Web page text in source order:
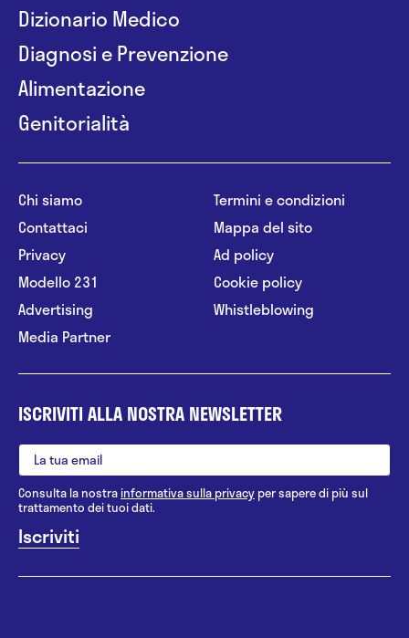
Dizionario Medico
Diagnosi e Prevenzione
Alimentazione
Genitorialità
Chi siamo
Contattaci
Privacy
Modello 231
Advertising
Media Partner
Termini e condizioni
Mappa del sito
Ad policy
Cookie policy
Whistleblowing
ISCRIVITI ALLA NOSTRA NEWSLETTER
Consulta la nostrainformativa sulla privacy per sapere di più sul
trattamento dei tuoi dati.